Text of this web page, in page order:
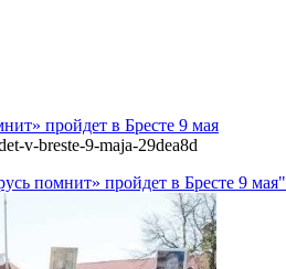
пройдет в Бресте 9 мая
v-breste-9-maja-29dea8d
помнит» пройдет в Бресте 9 мая"